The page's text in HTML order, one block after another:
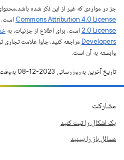
جز در مواردی که غیر از این ذکر شده
Commons Attribution 4.0 License است.
2.0 License است. برای اطلاع از جزئیات، به
Developers‏
وابسته به آن است.
تاریخ آخرین به‌روزرسانی 2023-12-08 به‌وقت ساعت هماهنگ جهانی.
مشارکت
یک اشکال را ثبت کنید
مسائل باز را ببینید